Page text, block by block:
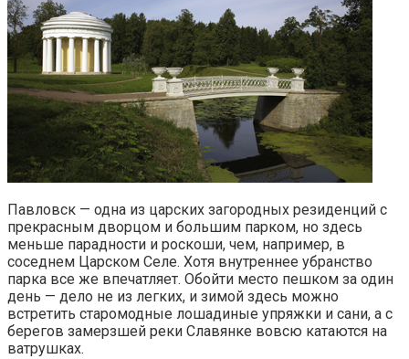
Павловск — одна из царских загородных резиденций с
прекрасным дворцом и большим парком, но здесь
меньше парадности и роскоши, чем, например, в
соседнем Царском Селе. Хотя внутреннее убранство
парка все же впечатляет. Обойти место пешком за один
день — дело не из легких, и зимой здесь можно
встретить старомодные лошадиные упряжки и сани, а с
берегов замерзшей реки Славянке вовсю катаются на
ватрушках.